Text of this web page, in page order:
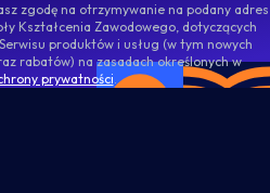
zgodę na otrzymywanie na podany adres
Kształcenia Zawodowego, dotyczących
produktów i usług (w tym nowych
rabatów) na zasadach określonych w
prywatności.